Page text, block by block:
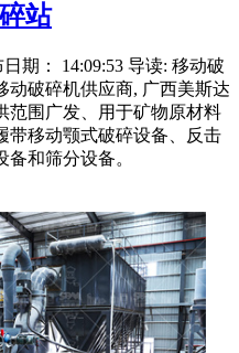
站
期： 14:09:53 导读: 移动破
动破碎机供应商, 广西美斯达
范围广发、用于矿物原材料
带移动颚式破碎设备、反击
和筛分设备。